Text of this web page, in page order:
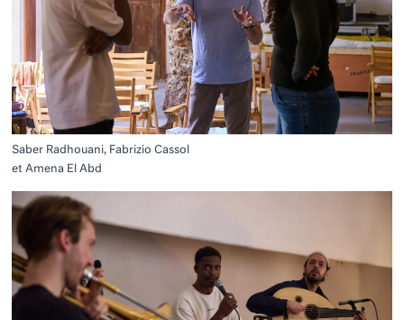
Saber Radhouani, Fabrizio Cassol
et Amena El Abd